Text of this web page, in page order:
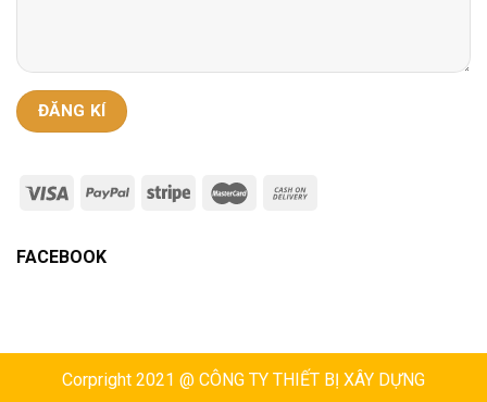
FACEBOOK
Corpright 2021 @ CÔNG TY THIẾT BỊ XÂY DỰNG